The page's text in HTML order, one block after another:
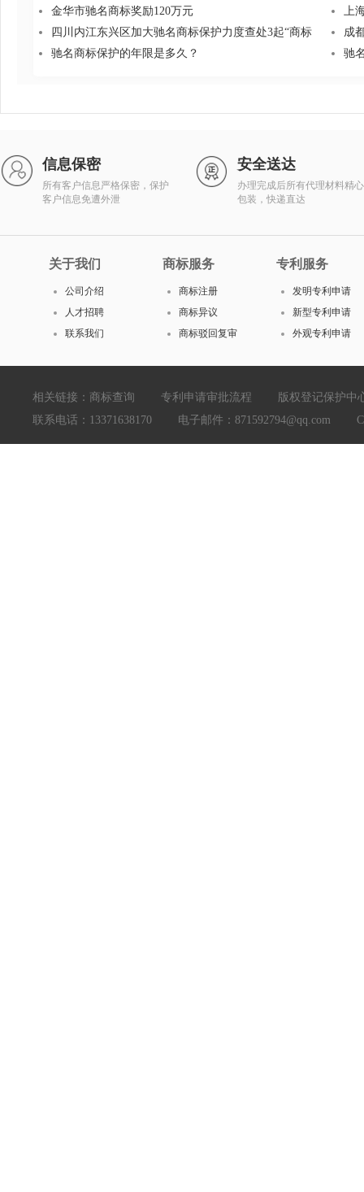
金华市驰名商标奖励120万元
上
四川内江东兴区加大驰名商标保护力度查处3起“商标
成
驰名商标保护的年限是多久？
驰
信息保密
所有客户信息严格保密，保护
客户信息免遭外泄
安全送达
办理完成后所有代理材料精心
包装，快递直达
关于我们
公司介绍
人才招聘
联系我们
商标服务
商标注册
商标异议
商标驳回复审
专利服务
发明专利申请
新型专利申请
外观专利申请
相关链接： 商标查询 专利申请审批流程
版权登记保护中
联系电话：13371638170 电子邮件：871592794@qq.com